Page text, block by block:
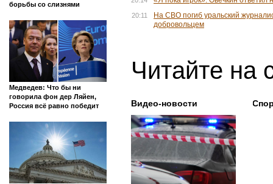
борьбы со слизнями
Медведев: Что бы ни
говорила фон дер Ляйен,
Россия всё равно победит
20:11
На СВО погиб уральский
добровольцем
Читайте на
Видео-новости